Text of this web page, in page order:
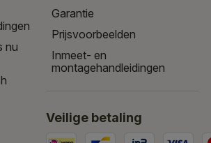
nu
Garantie
Prijsvoorbeelden
Inmeet- en
montagehandleidingen
Veilige betaling